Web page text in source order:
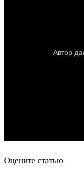
Оцените статью